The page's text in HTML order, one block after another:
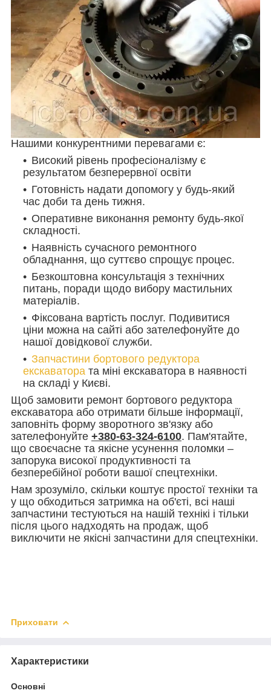
Нашими конкурентними перевагами є:
Високий рівень професіоналізму є
результатом безперервної освіти
Готовність надати допомогу у будь-який
час доби та день тижня.
Оперативне виконання ремонту будь-якої
складності.
Наявність сучасного ремонтного
обладнання, що суттєво спрощує процес.
Безкоштовна консультація з технічних
питань, поради щодо вибору мастильних
матеріалів.
Фіксована вартість послуг. Подивитися
ціни можна на сайті або зателефонуйте до
нашої довідкової служби.
Запчастини бортового редуктора
екскаватора та міні екскаватора в наявності
на складі у Києві.
Щоб замовити ремонт бортового редуктора
екскаватора або отримати більше інформації,
заповніть форму зворотного зв'язку або
зателефонуйте +380-63-324-6100. Пам'ятайте,
що своєчасне та якісне усунення поломки –
запорука високої продуктивності та
безперебійної роботи вашої спецтехніки.
Нам зрозуміло, скільки коштує простої техніки та
у що обходиться затримка на об'єті, всі наші
запчастини тестуються на нашій технікі і тільки
після цього надходять на продаж, щоб
виключити не якісні запчастини для спецтехніки.
Приховати
Характеристики
Основні